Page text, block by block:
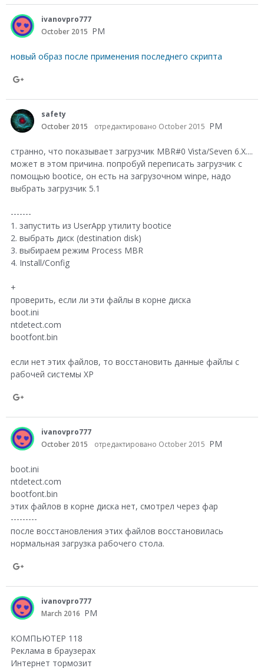
o
g
l
e
+
a
o
n
G
o
o
g
l
+
ivanovpro777
October 2015 PM
новый образ после применения последнего скрипта
a
o
n
o
o
g
e
+
safety
October 2015
отредактировано October 2015 PM
странно, что показывает загрузчик MBR#0 Vista/Seven 6.X....
может в этом причина. попробуй переписать загрузчик с
помощью bootice, он есть на загрузочном winpe, надо
выбрать загрузчик 5.1
-------
1. запустить из UserApp утилиту bootice
2. выбрать диск (destination disk)
3. выбираем режим Process MBR
4. Install/Config
+
проверить, если ли эти файлы в корне диска
boot.ini
ntdetect.com
bootfont.bin
если нет этих файлов, то восстановить данные файлы с
рабочей системы XP
a
o
n
G
o
o
l
e
+
ivanovpro777
October 2015
отредактировано October 2015 PM
boot.ini
ntdetect.com
bootfont.bin
этих файлов в корне диска нет, смотрел через фар
---------
после восстановления этих файлов восстановилась
нормальная загрузка рабочего стола.
a
o
ivanovpro777
March 2016 PM
КОМПЬЮТЕР 118
Реклама в браузерах
Интернет тормозит